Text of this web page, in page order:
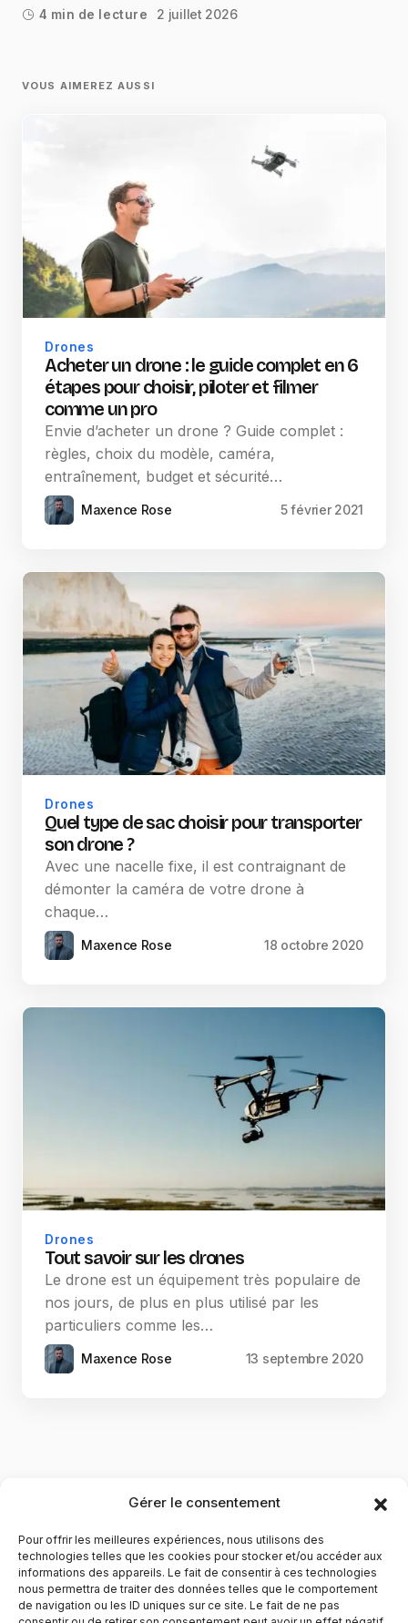
Gérer le consentement
Pour offrir les meilleures expériences, nous utilisons des
technologies telles que les cookies pour stocker et/ou accéder aux
informations des appareils. Le fait de consentir à ces technologies
nous permettra de traiter des données telles que le comportement
de navigation ou les ID uniques sur ce site. Le fait de ne pas
4 min de lecture 2 juillet 2026
VOUS AIMEREZ AUSSI
Drones
Acheter un drone : le guide complet en 6
étapes pour choisir, piloter et filmer
comme un pro
Envie d’acheter un drone ? Guide complet :
règles, choix du modèle, caméra,
entraînement, budget et sécurité…
Maxence Rose 5 février 2021
Drones
Quel type de sac choisir pour transporter
son drone ?
Avec une nacelle fixe, il est contraignant de
démonter la caméra de votre drone à
chaque…
Maxence Rose 18 octobre 2020
Drones
Tout savoir sur les drones
Le drone est un équipement très populaire de
nos jours, de plus en plus utilisé par les
particuliers comme les…
Maxence Rose 13 septembre 2020